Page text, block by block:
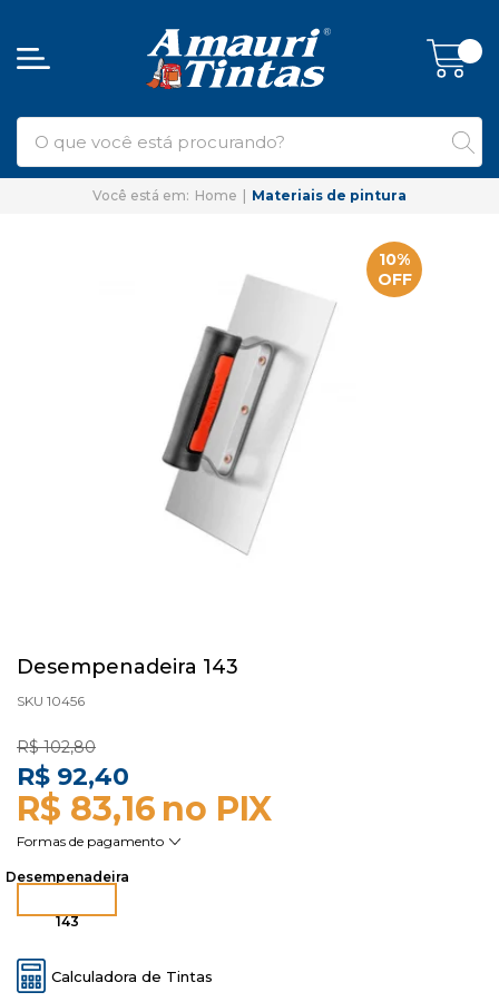
Home Materiais de pintura
10%
OFF
Desempenadeira 143
SKU 10456
R$ 102,80
R$ 92,40
R$ 83,16
Desempenadeira
143
Calculadora de Tintas